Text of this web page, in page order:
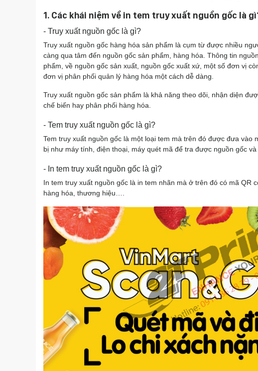
1. Các khái niệm về in tem truy xuất nguồn gốc là
- Truy xuất nguồn gốc là gì?
Truy xuất nguồn gốc hàng hóa sản phẩm là cụm từ được nhiều
càng qua tâm đến nguồn gốc sản phẩm, hàng hóa. Thông tin
phẩm, về nguồn gốc sản xuất, nguồn gốc xuất xứ, một số đơn vị
đơn vị phân phối quản lý hàng hóa một cách dễ dàng.
Truy xuất nguồn gốc sản phẩm là khả năng theo dõi, nhận diện
chế biến hay phân phối hàng hóa.
- Tem truy xuất nguồn gốc là gì?
Tem truy xuất nguồn gốc là một loại tem mà trên đó được đưa
bị như máy tính, điện thoại, máy quét mã để tra được nguồn gốc và
- In tem truy xuất nguồn gốc là gì?
In tem truy xuất nguồn gốc là in tem nhãn mà ở trên đó có mã QR
hàng hóa, thương hiệu….